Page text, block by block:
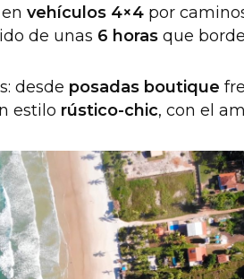
vehículos 4×4por
de unas 6 horasque
desde posadas boutique
estilo rústico-chic, con el